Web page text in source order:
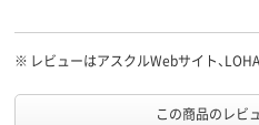
※ レビューはアスクルWebサイト、
この商品のレビ